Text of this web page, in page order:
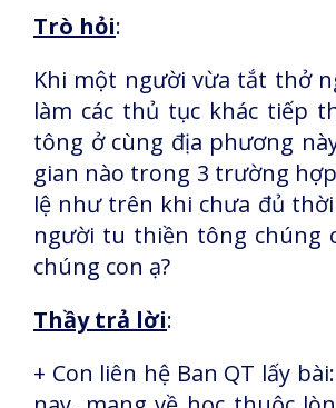
Trò hỏi:
Khi một người vừa tắt thở
làm các thủ tục khác tiếp
tông ở cùng địa phương
gian nào trong 3 trường
lệ như trên khi chưa đủ
người tu thiền tông chúng
chúng con ạ?
Thầy trả lời:
+ Con liên hệ Ban QT lấy bài: